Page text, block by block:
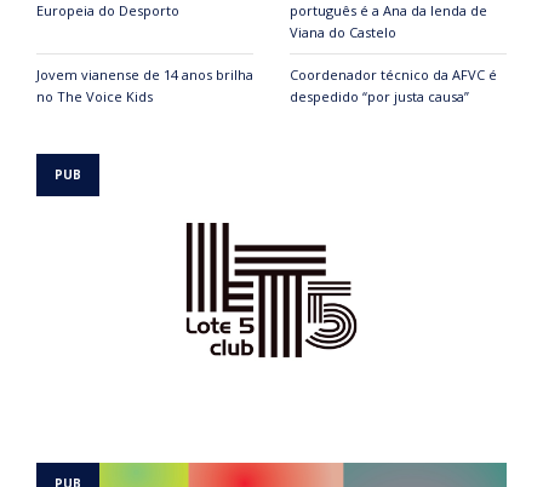
Europeia do Desporto
português é a Ana da lenda de
Viana do Castelo
Jovem vianense de 14 anos brilha
no The Voice Kids
Coordenador técnico da AFVC é
despedido “por justa causa”